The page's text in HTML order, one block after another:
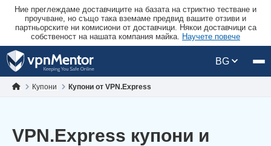
Ние преглеждаме доставчиците на базата на стриктно тестване и
проучване, но също така вземаме предвид вашите отзиви и
партньорските ни комисиони от доставчици. Някои доставчици са
собственост на нашата компания майка. Научете повече
BG
Купони Купони от VPN.Express
VPN.Express купони и